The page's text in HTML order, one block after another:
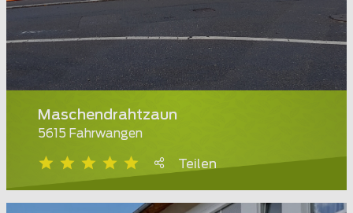
Maschendrahtzaun
5615 Fahrwangen
Teilen